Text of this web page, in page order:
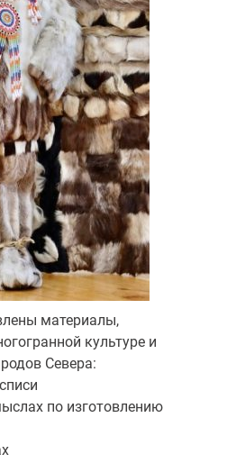
материалы,
культуре и
Севера:
по изготовлению